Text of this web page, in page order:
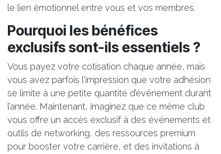
le lien émotionnel entre vous et vos membres.
Pourquoi les bénéfices
exclusifs sont-ils essentiels ?
Vous payez votre cotisation chaque année, mais
vous avez parfois l'impression que votre adhésion
se limite à une petite quantité d’événement durant
l’année. Maintenant, imaginez que ce même club
vous offre un accès exclusif à des événements et
outils de networking, des ressources premium
pour booster votre carrière, et des invitations à